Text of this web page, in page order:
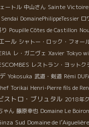
ートル 中山さん Sainte Victoire
Sendai DomainePhilippeTessier ロ
Poupille Côtes de Castillon
ール シャトー・ロック・フォー
レ・ガニヴェ Xavier Tokyo
レストラン・ヨットク
Yokosuka 武道・剣道 Rémi
Torikai Henri-Pierre fils de
ストロ・ブリュタル 2018年
ゃん 藤原幸也 Domaine Le Boiron
Sud Domaine de l’Aiguelière